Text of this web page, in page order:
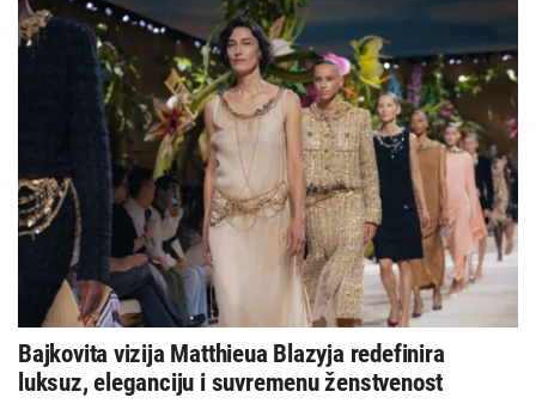
Bajkovita vizija Matthieua Blazyja redefinira
luksuz, eleganciju i suvremenu ženstvenost